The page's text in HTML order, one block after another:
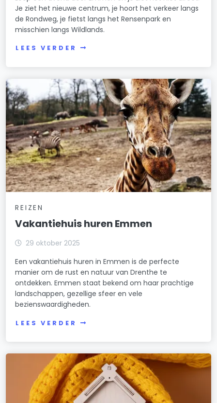
Je ziet het nieuwe centrum, je hoort het verkeer langs
de Rondweg, je fietst langs het Rensenpark en
misschien langs Wildlands.
LEES VERDER
REIZEN
Vakantiehuis huren Emmen
29 oktober 2025
Een vakantiehuis huren in Emmen is de perfecte
manier om de rust en natuur van Drenthe te
ontdekken. Emmen staat bekend om haar prachtige
landschappen, gezellige sfeer en vele
bezienswaardigheden.
LEES VERDER